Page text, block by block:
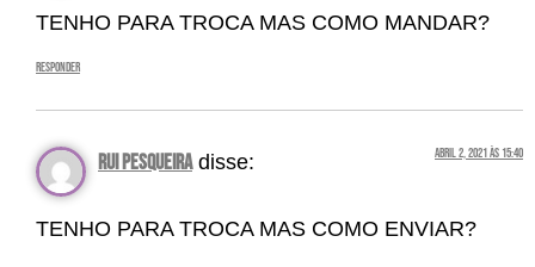
TENHO PARA TROCA MAS COMO MANDAR?
Responder
RUI PESQUEIRA disse: abril 2, 2021 às 15:40
TENHO PARA TROCA MAS COMO ENVIAR?